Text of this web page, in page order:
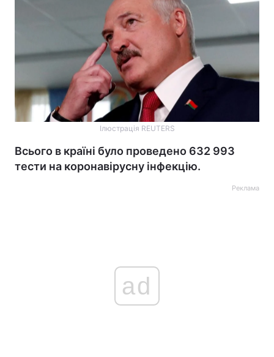
Ілюстрація REUTERS
Всього в країні було проведено 632 993
тести на коронавірусну інфекцію.
Реклама
ad